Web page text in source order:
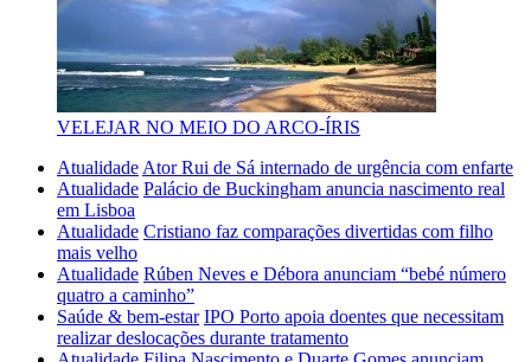
VELEJAR NO MEIO DO ARCO-ÍRIS
Atualidade Ator Rui de Sá internado de urgência com enfarte
Atualidade Palácio de Buckingham anuncia nascimento real
em Lisboa
Atualidade Cristiano faz comparações divertidas com filho
mais velho
Atualidade Rúben Neves e Débora anunciam “bebé número
quatro a caminho”
Saúde & bem-estar IPO Porto apoia doentes que necessitam
realizar deslocações durante tratamento